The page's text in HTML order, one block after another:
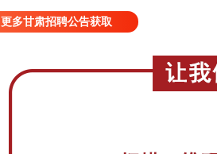
更多甘肃招聘公告获取